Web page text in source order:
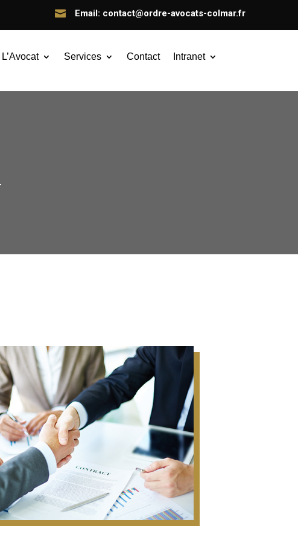
 Email: contact@ordre-avocats-colmar.fr
L’Avocat Services Contact Intranet